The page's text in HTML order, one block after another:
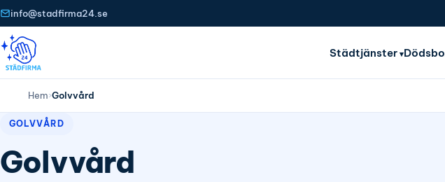
info@stadfirma24.se
Städtjänster Dödsbo
Hem›Golvvård
GOLVVÅRD
Golvvård